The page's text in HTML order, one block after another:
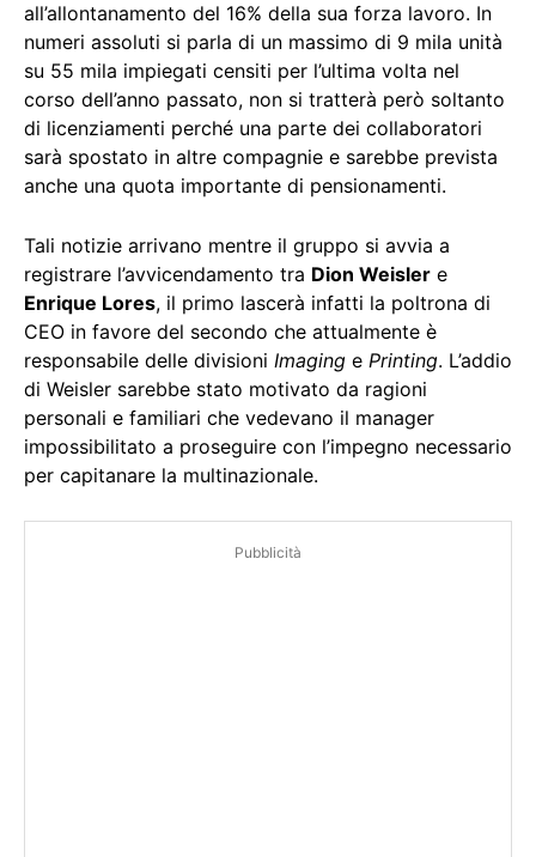
all’allontanamento del 16% della sua forza lavoro. In
numeri assoluti si parla di un massimo di 9 mila unità
su 55 mila impiegati censiti per l’ultima volta nel
corso dell’anno passato, non si tratterà però soltanto
di licenziamenti perché una parte dei collaboratori
sarà spostato in altre compagnie e sarebbe prevista
anche una quota importante di pensionamenti.
Tali notizie arrivano mentre il gruppo si avvia a
registrare l’avvicendamento tra Dion Weisler e
Enrique Lores, il primo lascerà infatti la poltrona di
CEO in favore del secondo che attualmente è
responsabile delle divisioni Imaging e Printing. L’addio
di Weisler sarebbe stato motivato da ragioni
personali e familiari che vedevano il manager
impossibilitato a proseguire con l’impegno necessario
per capitanare la multinazionale.
Pubblicità